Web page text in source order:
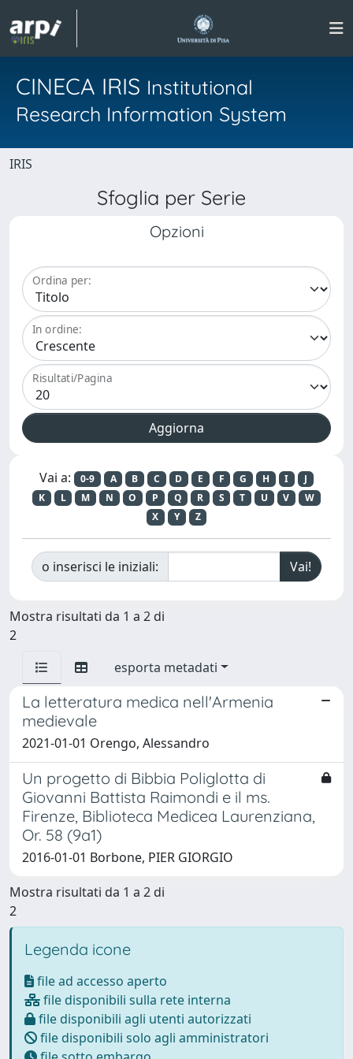
CINECA IRIS Institutional
Research Information System
IRIS
Sfoglia per Serie
Opzioni
Ordina per:
In ordine:
Risultati/Pagina
Vai a: 0-9 A B C D E F G H I
J
K
L M N O P Q R S T U V
W
X
Y Z
o inserisci le iniziali:
Mostra risultati da 1 a 2 di
2
esporta metadati
La letteratura medica nell'Armenia
medievale
2021-01-01 Orengo, Alessandro
Un progetto di Bibbia Poliglotta di
Giovanni Battista Raimondi e il ms.
Firenze, Biblioteca Medicea Laurenziana,
Or. 58 (9a1)
2016-01-01 Borbone, PIER GIORGIO
Mostra risultati da 1 a 2 di
2
Legenda icone
file ad accesso aperto
file disponibili sulla rete interna
file disponibili agli utenti autorizzati
file disponibili solo agli amministratori